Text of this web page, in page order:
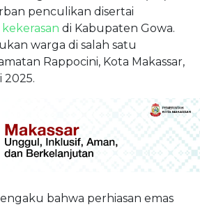
penculikan disertai
kekerasan di Kabupaten Gowa.
warga di salah satu
Rappocini, Kota Makassar,
2025.
bahwa perhiasan emas